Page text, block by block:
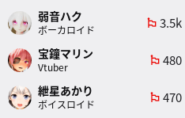
弱音ハク
ボーカロイド
emoji_flags 3.5k
宝鐘マリン
Vtuber
emoji_flags 480
紲星あかり
ボイスロイド
emoji_flags 470